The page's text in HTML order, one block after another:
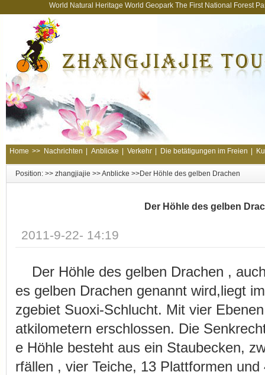
World Natural Heritage World Geopark The First National
Home >> Nachrichten Anblicke Verkehr Die betätigungen im Freien
Position: >> zhangjiajie >>Anblicke >>Der Höhle des gelben Drachen
Der Höhle des gelben
2011-9-22- 14:19
Der Höhle des gelben Drachen ,
es gelben Drachen genannt wird,liegt
zgebiet Suoxi-Schlucht. Mit vier
atkilometern erschlossen. Die
e Höhle besteht aus ein Staubecken,
rfällen , vier Teiche, 13 Plattformen